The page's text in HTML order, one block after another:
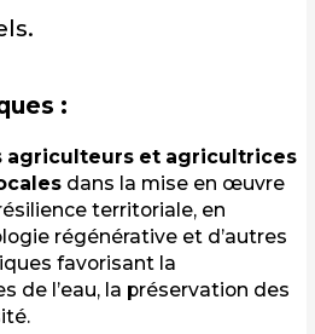
:
agriculteurs et agricultrices
dans la mise en œuvre
territoriale, en
régénérative et d’autres
favorisant la
de l’eau, la préservation des